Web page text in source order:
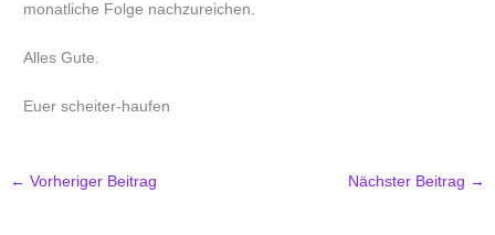
monatliche Folge nachzureichen.
Alles Gute.
Euer scheiter-haufen
← Vorheriger Beitrag Nächster Beitrag →